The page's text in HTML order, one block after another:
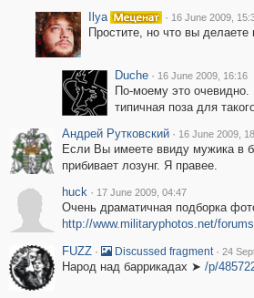
Ilya
· 16 June 2009,
Простите, но что вы делаете
Duche · 16 June 2009, 16:16
По-моему это
типичная поза для
Андрей Рутковский · 16 June 2009,
Если Вы имеете ввиду мужика в
прибивает лозунг. Я правее.
huck · 17 June 2009, 04:47
Очень драматичная подборка
http://www.militaryphotos.net/
FUZZ · Discussed fragment · 24
Народ над баррикадах ➤ /p/